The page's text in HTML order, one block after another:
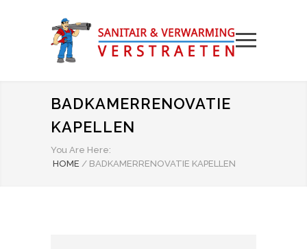
BADKAMERRENOVATIE
KAPELLEN
You Are Here:
HOME / BADKAMERRENOVATIE KAPELLEN